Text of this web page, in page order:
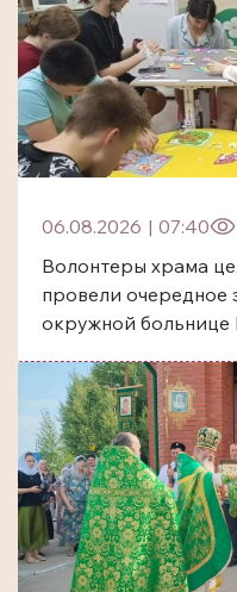
06.08.2026 | 07:40
Волонтеры храма
провели очередное
окружной больнице